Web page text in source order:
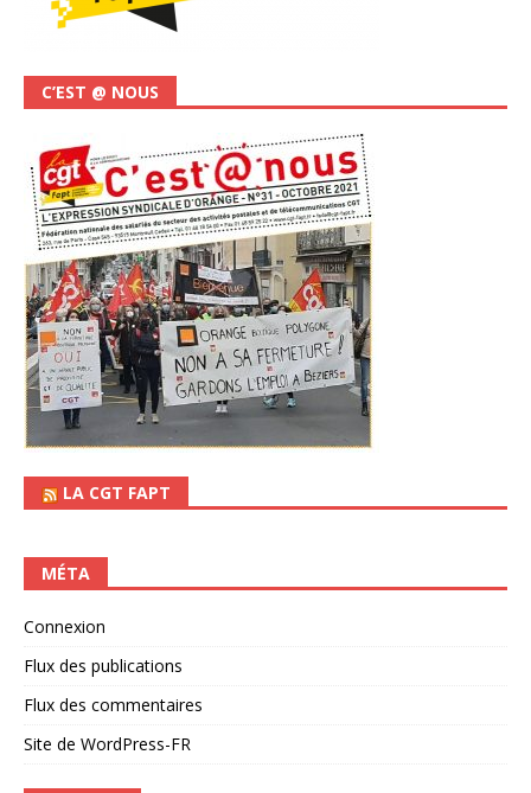
C’EST @ NOUS
LA CGT FAPT
MÉTA
Connexion
Flux des publications
Flux des commentaires
Site de WordPress-FR